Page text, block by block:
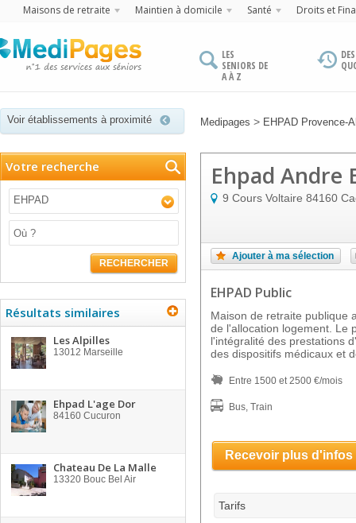
Maisons de retraite Maintien à domicile Santé Droits et
LES
SENIORS DE
A À Z
Voir établissements à proximité Medipages > EHPAD Provence-
Votre recherche
EHPAD
RECHERCHER
Résultats similaires
Les Alpilles
13012 Marseille
Ehpad L'age Dor
84160 Cucuron
Chateau De La Malle
13320 Bouc Bel Air
Ehpad Andre
9 Cours Voltaire 84160
Ajouter à ma sélection
EHPAD Public
Maison de retraite publique
de l'allocation logement. Le
l'intégralité des prestations
des dispositifs médicaux et
Entre 1500 et 2500 €/mois
Bus, Train
Recevoir plus d'infos
Tarifs